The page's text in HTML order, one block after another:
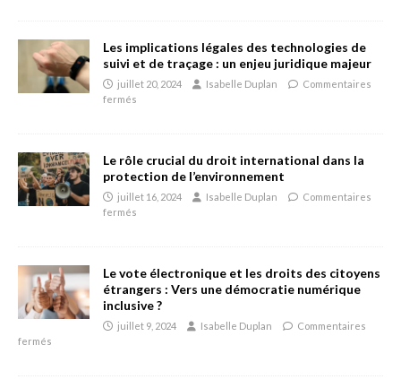
Les implications légales des technologies de
suivi et de traçage : un enjeu juridique majeur
juillet 20, 2024 Isabelle Duplan
Commentaires
fermés
Le rôle crucial du droit international dans la
protection de l’environnement
juillet 16, 2024 Isabelle Duplan
Commentaires
fermés
Le vote électronique et les droits des citoyens
étrangers : Vers une démocratie numérique
inclusive ?
juillet 9, 2024 Isabelle Duplan
Commentaires
fermés